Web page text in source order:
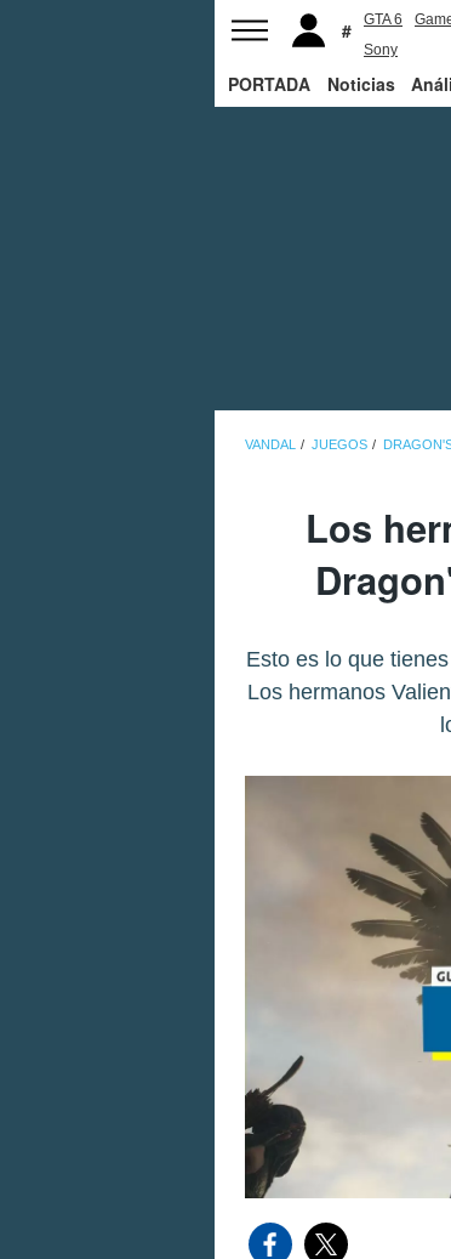
GTA 6
Sony
PORTADA Noticias
VANDAL JUEGOS
Los
Esto es lo que
Los hermanos